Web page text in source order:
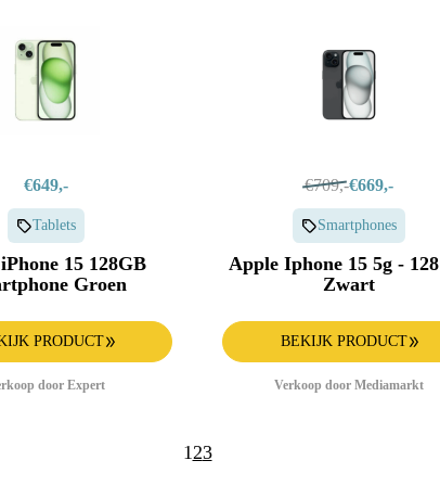
€649,-
Tablets
15 128GB
Groen
PRODUCT
door Expert
€709,-€669,-
Smartphones
Apple Iphone 15 5g -
Zwart
BEKIJK PRODUCT
Verkoop door Mediamarkt
123